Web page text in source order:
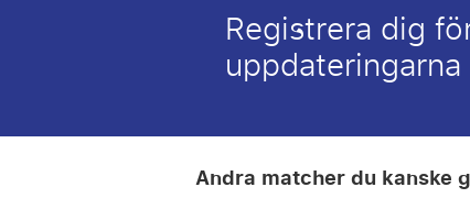
Registrera dig
uppdateringarna
Andra matcher du kanske